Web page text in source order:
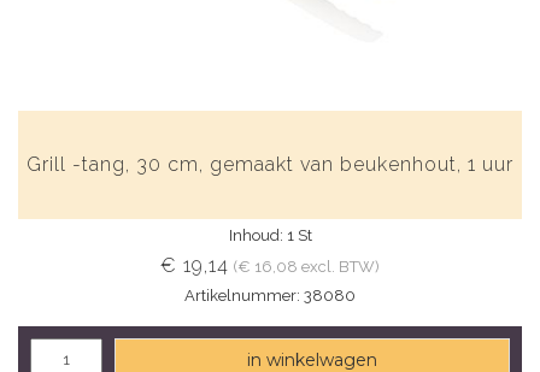
Grill -tang, 30 cm, gemaakt van beukenhout, 1 uur
Inhoud: 1 St
€ 19,14 (€ 16,08 excl. BTW)
Artikelnummer: 38080
in winkelwagen